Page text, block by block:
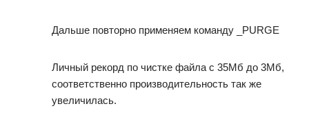
Дальше повторно применяем команду _PURGE
Личный рекорд по чистке файла с 35Мб до 3Мб,
соответственно производительность так же
увеличилась.